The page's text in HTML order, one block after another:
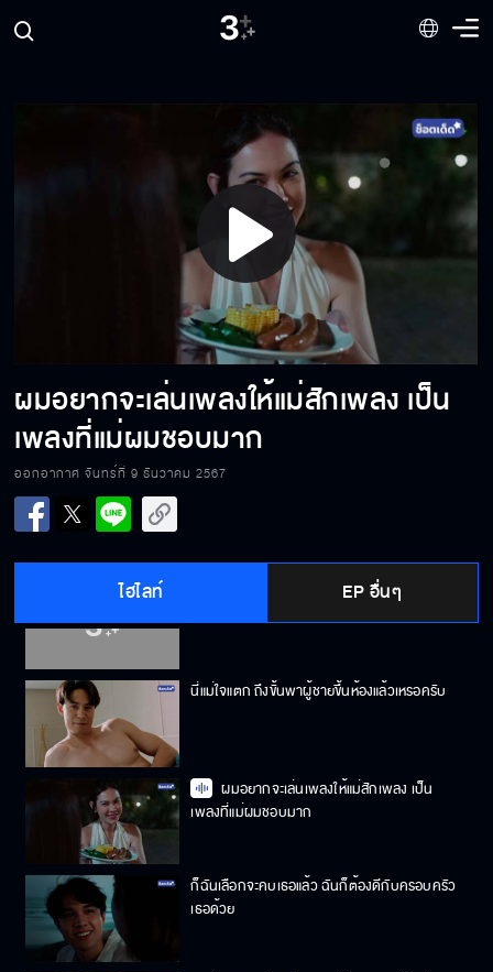
Play
Video
ผมอยากจะเล่นเพลงให้แม่สักเพลง เป็น
เพลงที่แม่ผมชอบมาก
ออกอากาศ จันทร์ที่ 9 ธันวาคม 2567
ไฮไลท์ EP อื่นๆ
เวลาอยู่กับฉัน
เลิกกับ คธา สักทีเถอะ เขาจะได้ไปมีชีวิตของตัวเขา
บางทีเรารู้สึกว่า เราไม่ได้เป็นตัวเอง
ฉันจะกีดกัน คธา ไม่ให้คบกับเธออีก
ฉันไม่มีอะไรผูกมัดคุณเหมือนคุณเคท ฉันพร้อม
นี่แม่ใจแตก ถึงขั้นพาผู้ชายขึ้นห้องแล้วเหรอครับ
ผมอยากจะเล่นเพลงให้แม่สักเพลง เป็น
เพลงที่แม่ผมชอบมาก
ก็ฉันเลือกจะคบเธอแล้ว ฉันก็ต้องดีกับครอบครัว
เธอด้วย